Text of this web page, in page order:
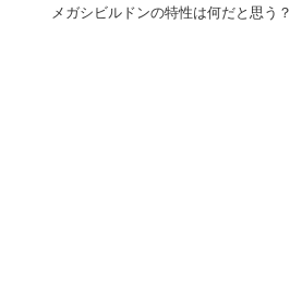
メガシビルドンの特性は何だと思う？